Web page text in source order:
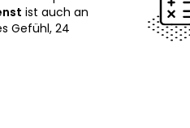
ist auch an
Gefühl, 24